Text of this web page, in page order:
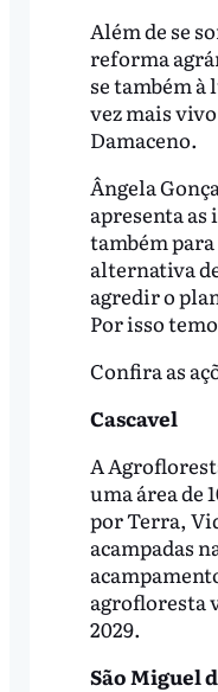
Além de se
reforma
se também
vez mais
Damaceno.
Ângela
apresenta
também
alternativa
agredir o
Por isso
Confira as
Cascavel
A
uma área de
por Terra,
acampadas
agrofloresta
2029.
São Miguel